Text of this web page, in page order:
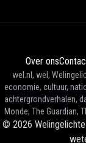
Over ons
wel.nl, wel,
economie, cultuur,
achtergrondverhalen,
Monde, The Guardian,
© 2026